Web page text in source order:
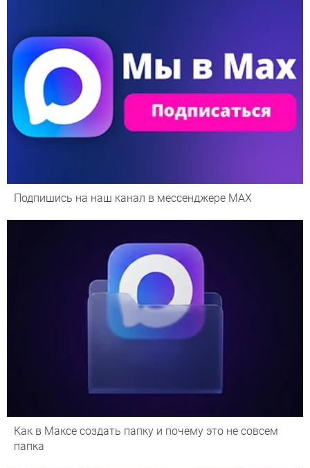
Подпишись на наш канал в мессенджере МАХ
Как в Максе создать папку и почему это не совсем
папка